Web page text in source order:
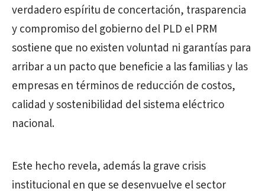
verdadero espíritu de concertación, trasparencia
y compromiso del gobierno del PLD el PRM
sostiene que no existen voluntad ni garantías para
arribar a un pacto que beneficie a las familias y las
empresas en términos de reducción de costos,
calidad y sostenibilidad del sistema eléctrico
nacional.
Este hecho revela, además la grave crisis
institucional en que se desenvuelve el sector